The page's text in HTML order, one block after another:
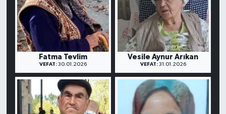
Fatma Tevlim
VEFAT:30.01.2026
Vesile Aynur Arıkan
VEFAT:31.01.2026